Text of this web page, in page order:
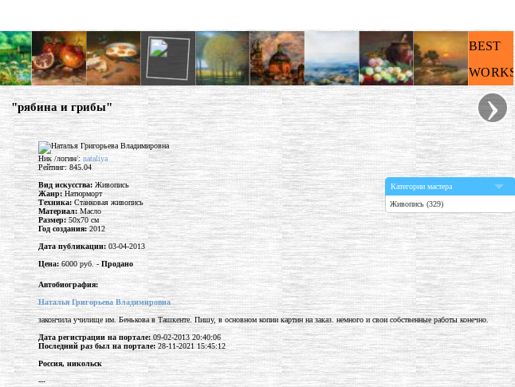
BEST
WORKS
"рябина и грибы" ›
Ник /логин/: nataliya
Рейтинг: 845.04
Вид искусства: Живопись
Жанр: Натюрморт
Техника:Станковая живопись
Материал:Масло
Размер:50x70 см
Год создания:2012
Дата публикации:03-04-2013
Цена:6000 руб. - Продано
Категории мастера
Живопись (329)
Автобиография:
Наталья Григорьева Владимировна
закончила училище им. Бенькова в Ташкенте. Пишу, в основном копии картин на заказ. немного и свои собственные работы конечно.
Дата регистрации на портале:09-02-2013 20:40:06
Последний раз был на портале:28-11-2021 15:45:12
Россия, никольск
---